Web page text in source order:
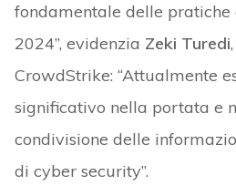
fondamentale delle pratiche
2024”, evidenzia Zeki Turedi
CrowdStrike: “Attualmente
significativo nella portata e
condivisione delle
di cyber security”.